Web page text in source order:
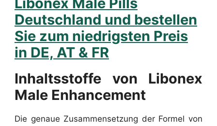
Deutschland und bestellen
Sie zum niedrigsten Preis
in DE, AT & FR
Inhaltsstoffe von Libonex
Male Enhancement
Die genaue Zusammensetzung der Formel von